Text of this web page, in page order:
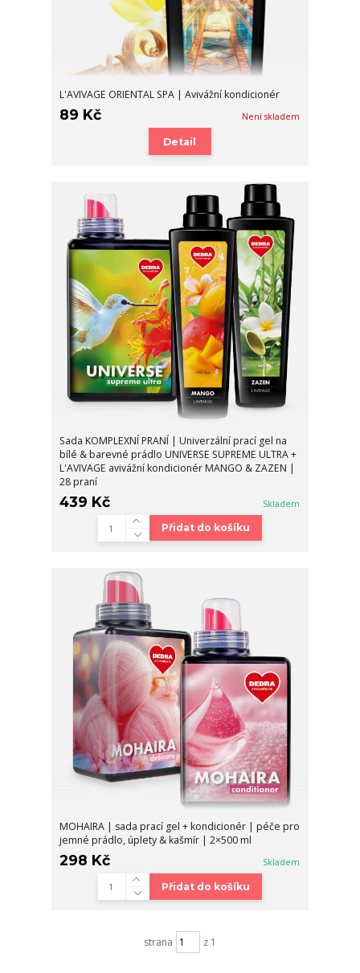
L'AVIVAGE ORIENTAL SPA | Avivážní kondicionér
89 Kč Není skladem
Detail
Sada KOMPLEXNÍ PRANÍ | Univerzální prací gel na
bílé & barevné prádlo UNIVERSE SUPREME ULTRA +
L'AVIVAGE avivážní kondicionér MANGO & ZAZEN |
28 praní
439 Kč Skladem
Přidat do košíku
MOHAIRA | sada prací gel + kondicionér | péče pro
jemné prádlo, úplety & kašmír | 2×500 ml
298 Kč Skladem
Přidat do košíku
strana z 1